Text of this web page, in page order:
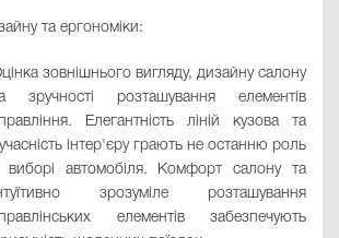
та ергономіки:
зовнішнього вигляду, дизайну салону
зручності розташування елементів
Елегантність ліній кузова та
інтер'єру грають не останню роль
виборі автомобіля. Комфорт салону та
зрозуміле розташування
елементів забезпечують